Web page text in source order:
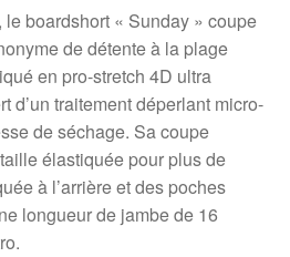
boardshort « Sunday » coupe
de détente à la plage
en pro-stretch 4D ultra
d’un traitement déperlant micro-
de séchage. Sa coupe
élastiquée pour plus de
à l’arrière et des poches
longueur de jambe de 16